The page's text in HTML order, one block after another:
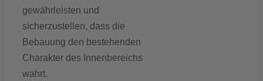
gewährleisten und
sicherzustellen, dass die
Bebauung den bestehenden
Charakter des Innenbereichs
wahrt.